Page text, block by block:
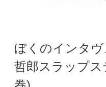
ぼくのインタ
哲郎スラップス